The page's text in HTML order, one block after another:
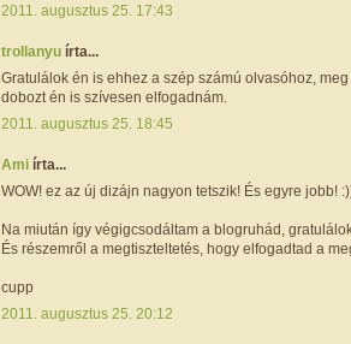
2011. augusztus 25. 17:43
trollanyu írta...
Gratulálok én is ehhez a szép számú olvasóhoz,
dobozt én is szívesen elfogadnám.
2011. augusztus 25. 18:45
Ami írta...
WOW! ez az új dizájn nagyon tetszik! És egyre jobb!
Na miután így végigcsodáltam a blogruhád,
És részemről a megtiszteltetés, hogy elfogadtad a
cupp
2011. augusztus 25. 20:12